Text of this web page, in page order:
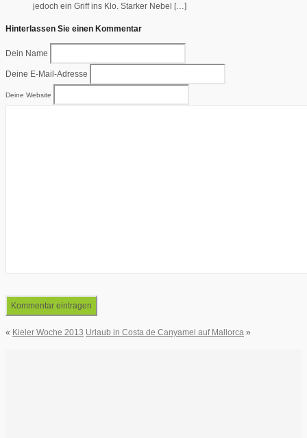
jedoch ein Griff ins Klo. Starker Nebel […]
Hinterlassen Sie einen Kommentar
Dein Name
Deine E-Mail-Adresse
Deine Website
« Kieler Woche 2013 Urlaub in Costa de Canyamel auf Mallorca »